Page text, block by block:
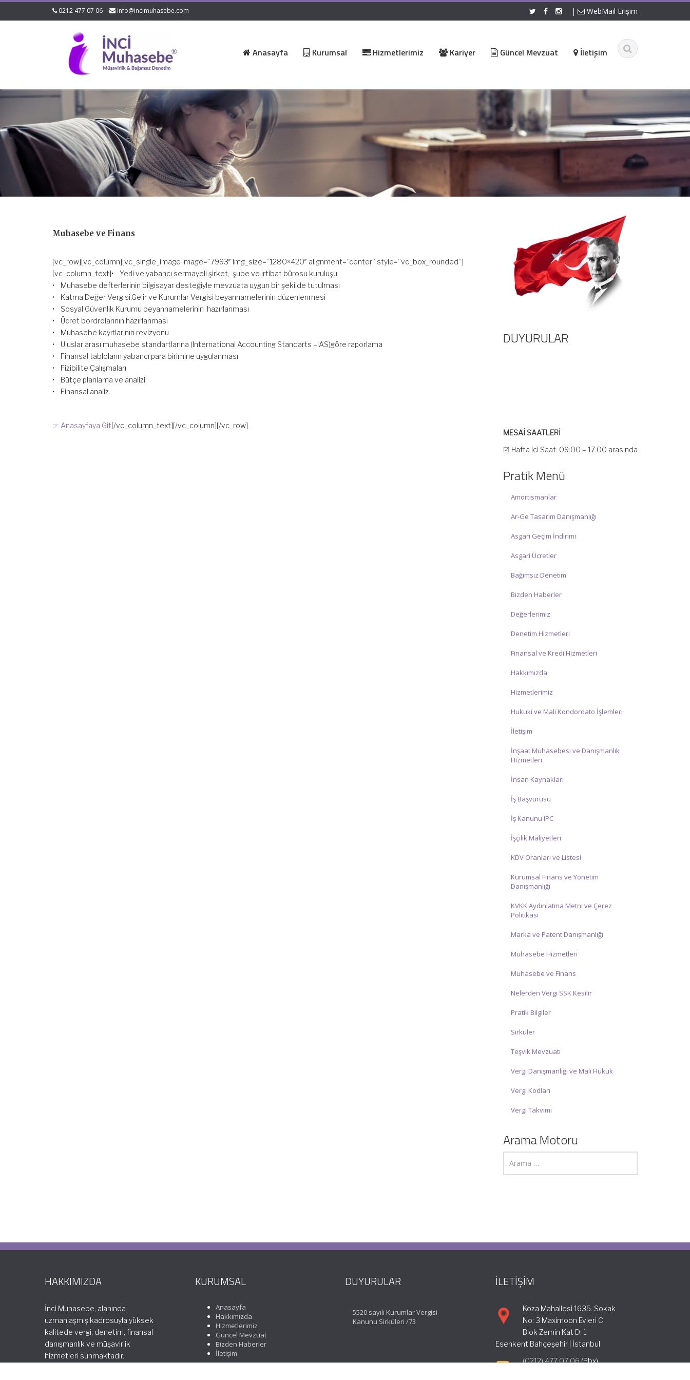
0212 477 07 06 info@incimuhasebe.com | WebMail Erişim
Anasayfa Kurumsal Hizmetlerimiz Kariyer Güncel Mevzuat İletişim
Muhasebe ve Finans
[vc_row][vc_column][vc_single_image image=”7993″ img_size=”1280×420″ alignment=”center” style=”vc_box_rounded”]
[vc_column_text]• Yerli ve yabancı sermayeli şirket, şube ve irtibat bürosu kuruluşu
• Muhasebe defterlerinin bilgisayar desteğiyle mevzuata uygun bir şekilde tutulması
• Katma Değer Vergisi,Gelir ve Kurumlar Vergisi beyannamelerinin düzenlenmesi
• Sosyal Güvenlik Kurumu beyannamelerinin hazırlanması
• Ücret bordrolarının hazırlanması
• Muhasebe kayıtlarının revizyonu
• Uluslar arası muhasebe standartlarına (International Accounting Standarts –IAS)göre raporlama
• Finansal tabloların yabancı para birimine uygulanması
• Fizibilite Çalışmaları
• Bütçe planlama ve analizi
• Finansal analiz.
☞ Anasayfaya Git[/vc_column_text][/vc_column][/vc_row]
DUYURULAR
olup, siz değerli mükelleflerimize
☑ Hafta sonu Cumartesi günü Saat:
10:00 – 15:00 arasında olup, siz değerli
İlgi ve anlayışınız için İNCİ MUHASEBE
MÜŞAVİRLİK Ailesi olarak teşekkür
Pratik Menü
Amortismanlar
Ar-Ge Tasarım Danışmanlığı
Asgari Geçim İndirimi
Asgari Ücretler
Bağımsız Denetim
Bizden Haberler
Değerlerimiz
Denetim Hizmetleri
Finansal ve Kredi Hizmetleri
Hakkımızda
Hizmetlerimiz
Hukuki ve Mali Kondordato İşlemleri
İletişim
İnşaat Muhasebesi ve Danışmanlık
Hizmetleri
İnsan Kaynakları
İş Başvurusu
İş Kanunu IPC
İşçilik Maliyetleri
KDV Oranları ve Listesi
Kurumsal Finans ve Yönetim
Danışmanlığı
KVKK Aydınlatma Metni ve Çerez
Politikası
Marka ve Patent Danışmanlığı
Muhasebe Hizmetleri
Muhasebe ve Finans
Nelerden Vergi SSK Kesilir
Pratik Bilgiler
Sirküler
Teşvik Mevzuatı
Vergi Danışmanlığı ve Mali Hukuk
Vergi Kodları
Vergi Takvimi
Arama Motoru
HAKKIMIZDA
İnci Muhasebe, alanında
uzmanlaşmış kadrosuyla yüksek
kalitede vergi, denetim, finansal
danışmanlık ve müşavirlik
hizmetleri sunmaktadır.
KURUMSAL
Anasayfa
Hakkımızda
Hizmetlerimiz
Güncel Mevzuat
Bizden Haberler
İletişim
DUYURULAR
5520 sayılı Kurumlar Vergisi
Kanunu Sirküleri /73
İLETİŞİM
Koza Mahallesi 1635. Sokak
No: 3 Maximoon Evleri C
Blok Zemin Kat D: 1
Esenkent Bahçeşehir | İstanbul
(0212) 477 07 06(Pbx)